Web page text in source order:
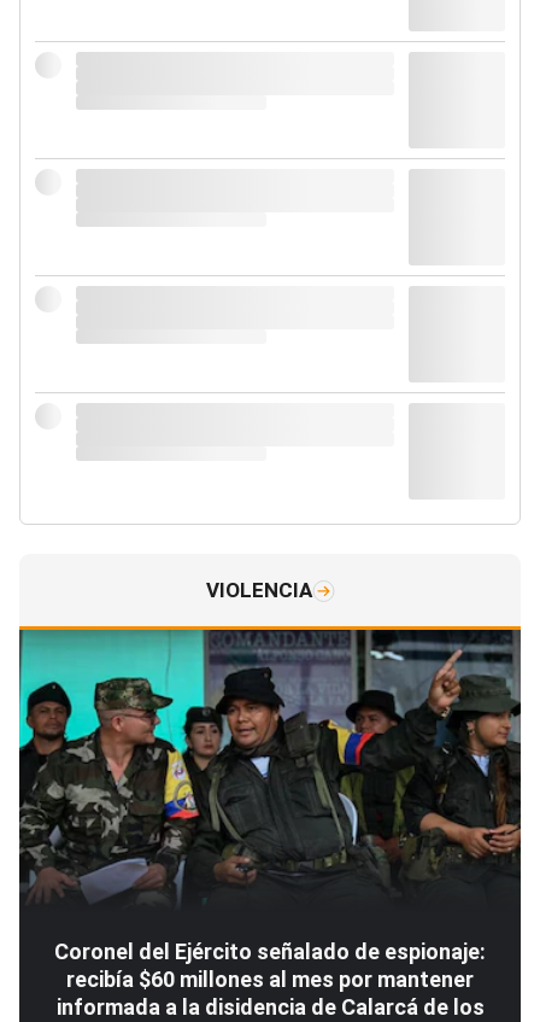
VIOLENCIA
Coronel del Ejército señalado de espionaje:
recibía $60 millones al mes por mantener
informada a la disidencia de Calarcá de los